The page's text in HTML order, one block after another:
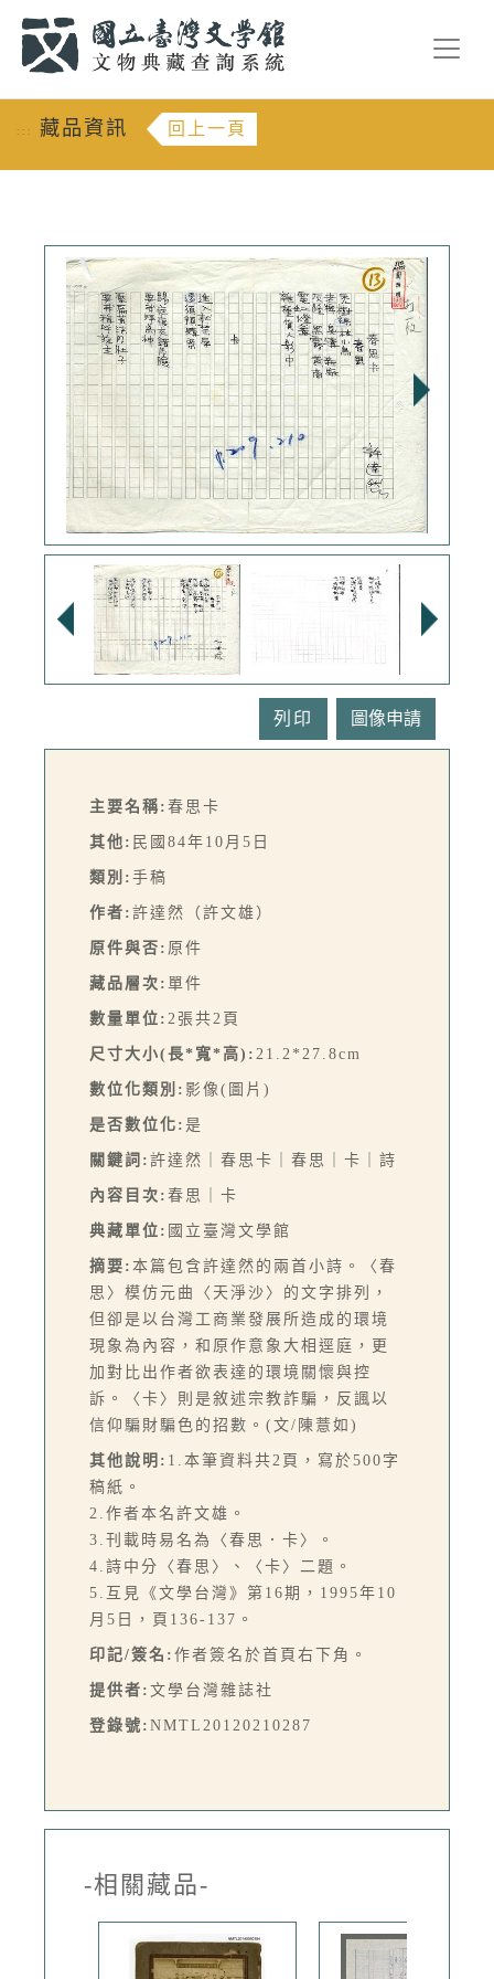
::: 藏品資訊 回上一頁
列印
主要名稱: 春思卡
其他: 民國84年10月5日
類別: 手稿
作者: 許達然（許文雄）
原件與否: 原件
藏品層次: 單件
數量單位: 2張共2頁
尺寸大小(長*寬*高): 21.2*27.8cm
數位化類別: 影像(圖片)
是否數位化: 是
關鍵詞: 許達然｜春思卡｜春思｜卡｜詩
內容目次: 春思｜卡
典藏單位: 國立臺灣文學館
摘要: 本篇包含許達然的兩首小詩。〈春
思〉模仿元曲〈天淨沙〉的文字排列，
但卻是以台灣工商業發展所造成的環境
現象為內容，和原作意象大相逕庭，更
加對比出作者欲表達的環境關懷與控
訴。〈卡〉則是敘述宗教詐騙，反諷以
信仰騙財騙色的招數。(文/陳薏如)
其他說明: 1.本筆資料共2頁，寫於500字
稿紙。
2.作者本名許文雄。
3.刊載時易名為〈春思．卡〉。
4.詩中分〈春思〉、〈卡〉二題。
5.互見《文學台灣》第16期，1995年10
月5日，頁136-137。
印記/簽名: 作者簽名於首頁右下角。
提供者: 文學台灣雜誌社
登錄號: NMTL20120210287
-相關藏品-